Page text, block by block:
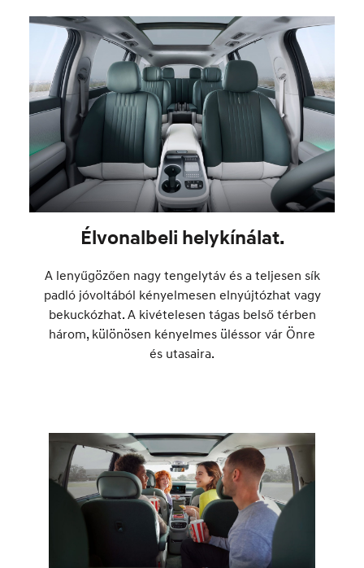
Élvonalbeli helykínálat.
A lenyűgözően nagy tengelytáv és a teljesen sík
padló jóvoltából kényelmesen elnyújtózhat vagy
bekuckózhat. A kivételesen tágas belső térben
három, különösen kényelmes üléssor vár Önre
és utasaira.